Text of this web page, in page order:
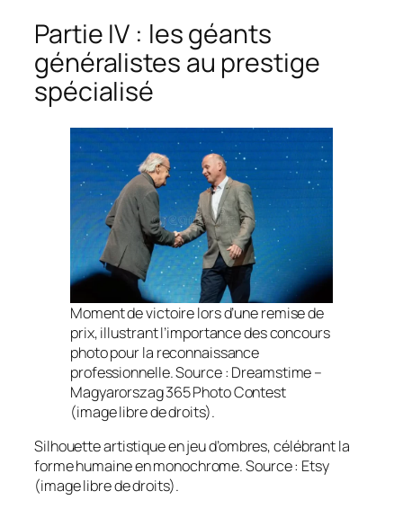
Partie IV : les géants
généralistes au prestige
spécialisé
Moment de victoire lors d’une remise de
prix, illustrant l’importance des concours
photo pour la reconnaissance
professionnelle. Source : Dreamstime –
Magyarorszag 365 Photo Contest
(image libre de droits).
Silhouette artistique en jeu d’ombres, célébrant la
forme humaine en monochrome. Source : Etsy
(image libre de droits).